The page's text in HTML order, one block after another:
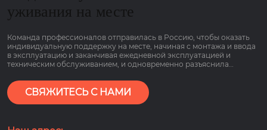
уживания на месте
Команда профессионалов отправилась в Россию, чтобы оказать
индивидуальную поддержку на месте, начиная с монтажа и ввода
в эксплуатацию и заканчивая ежедневной эксплуатацией и
техническим обслуживанием, и одновременно разъяснила
потреблением газа и гарантией сроком на 2 года, чтобы клиенты
могли пользоваться им болеею спокойно.
СВЯЖИТЕСЬ С НАМИ